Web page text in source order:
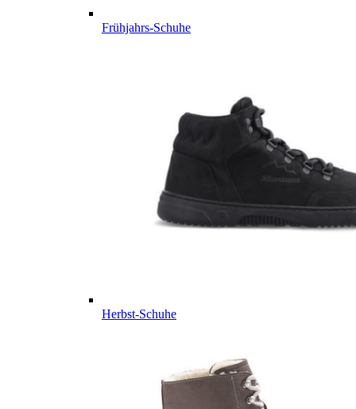
Frühjahrs-Schuhe
Herbst-Schuhe